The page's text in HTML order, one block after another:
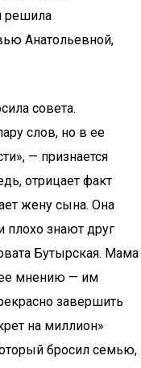
решила
Анатольевной,
совета.
слов, но в ее
— признается
отрицает факт
жену сына. Она
плохо знают друг
Бутырская. Мама
ее мнению — им
завершить
на миллион»
бросил семью,